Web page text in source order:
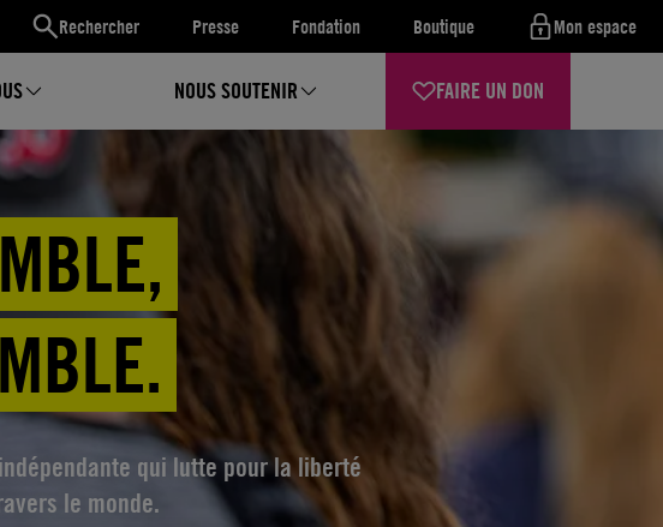
Rechercher Presse Fondation Boutique Mon espace
NOUS SOUTENIR FAIRE UN DON
qui lutte pour la liberté
le monde.